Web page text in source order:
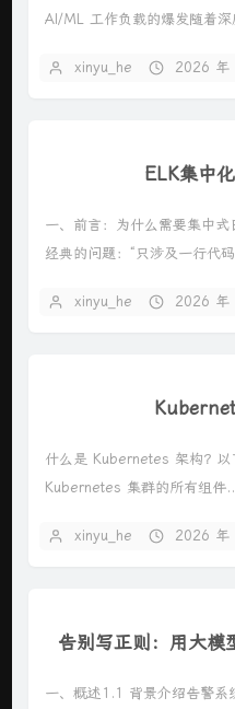
AI/ML 工作负载的爆发随着
xinyu_he 2026 年
ELK集中
一、前言：为什么需要集中
经典的问题：“只涉及一行代
xinyu_he 2026 年
什么是 Kubernetes 架构？
Kubernetes 集群的所有组件
xinyu_he 2026 年
告别写正则：用大
一、概述1.1 背景介绍告警系